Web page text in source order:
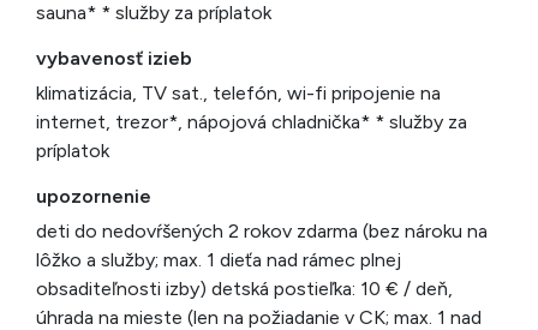
sauna* * služby za príplatok
vybavenosť izieb
klimatizácia, TV sat., telefón, wi-fi pripojenie na
internet, trezor*, nápojová chladnička* * služby za
príplatok
upozornenie
deti do nedovŕšených 2 rokov zdarma (bez nároku na
lôžko a služby; max. 1 dieťa nad rámec plnej
obsaditeľnosti izby) detská postieľka: 10 € / deň,
úhrada na mieste (len na požiadanie v CK; max. 1 nad